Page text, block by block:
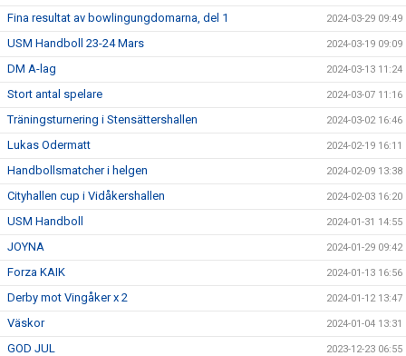
Fina resultat av bowlingungdomarna, del 1 2024-03-29 09:49
USM Handboll 23-24 Mars 2024-03-19 09:09
DM A-lag 2024-03-13 11:24
Stort antal spelare 2024-03-07 11:16
Träningsturnering i Stensättershallen 2024-03-02 16:46
Lukas Odermatt 2024-02-19 16:11
Handbollsmatcher i helgen 2024-02-09 13:38
Cityhallen cup i Vidåkershallen 2024-02-03 16:20
USM Handboll 2024-01-31 14:55
JOYNA 2024-01-29 09:42
Forza KAIK 2024-01-13 16:56
Derby mot Vingåker x 2 2024-01-12 13:47
Väskor 2024-01-04 13:31
GOD JUL 2023-12-23 06:55